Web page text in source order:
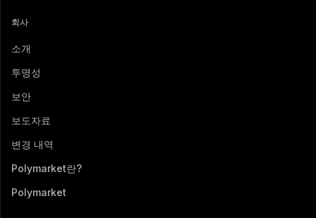
회사
소개
투명성
보안
보도자료
변경 내역
Polymarket란?
Polymarket